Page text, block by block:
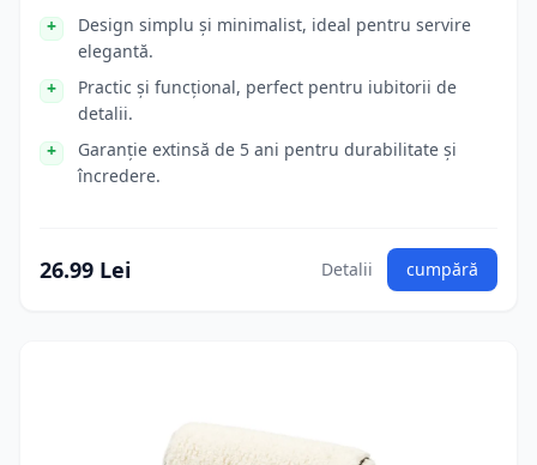
Design simplu și minimalist, ideal pentru servire
elegantă.
Practic și funcțional, perfect pentru iubitorii de
detalii.
Garanție extinsă de 5 ani pentru durabilitate și
încredere.
26.99 Lei Detalii cumpără